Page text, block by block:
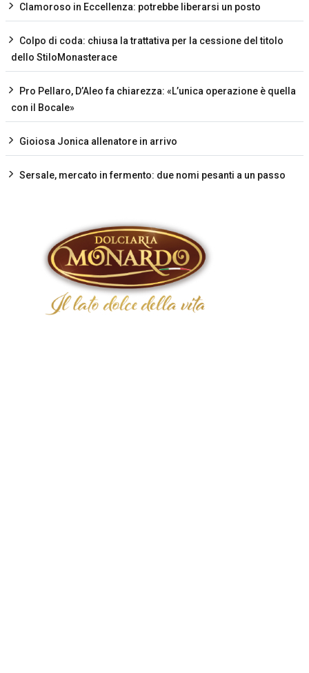
Clamoroso in Eccellenza: potrebbe liberarsi un posto
Colpo di coda: chiusa la trattativa per la cessione del titolo
dello StiloMonasterace
Pro Pellaro, D’Aleo fa chiarezza: «L’unica operazione è quella
con il Bocale»
Gioiosa Jonica allenatore in arrivo
Sersale, mercato in fermento: due nomi pesanti a un passo